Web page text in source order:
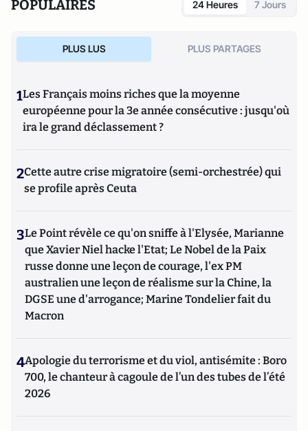
POPULAIRES 24 Heures 7 Jours
PLUS LUS PLUS PARTAGES
1Les Français moins riches que la moyenne
européenne pour la 3e année consécutive : jusqu'où
ira le grand déclassement ?
2Cette autre crise migratoire (semi-orchestrée) qui
se profile après Ceuta
3Le Point révèle ce qu'on sniffe à l'Elysée, Marianne
que Xavier Niel hacke l'Etat; Le Nobel de la Paix
russe donne une leçon de courage, l'ex PM
australien une leçon de réalisme sur la Chine, la
DGSE une d'arrogance; Marine Tondelier fait du
Macron
4Apologie du terrorisme et du viol, antisémite : Boro
700, le chanteur à cagoule de l’un des tubes de l’été
2026